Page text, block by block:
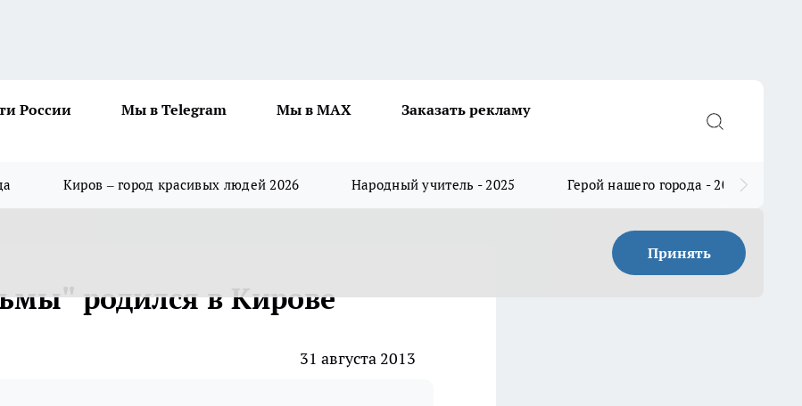
России Мы в Telegram Мы в MAX
Заказать рекламу
Киров – город красивых людей 2026 Народный учитель - 2025 Герой нашего города - 2025
Принять
родился в Кирове
31 августа 2013